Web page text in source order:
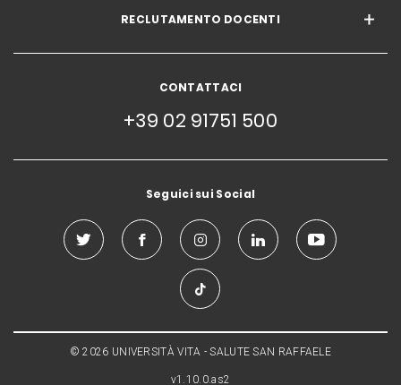
RECLUTAMENTO DOCENTI
CONTATTACI
+39 02 91751 500
Seguici sui Social
© 2026 UNIVERSITÀ VITA - SALUTE SAN RAFFAELE
v1.10.0.as2